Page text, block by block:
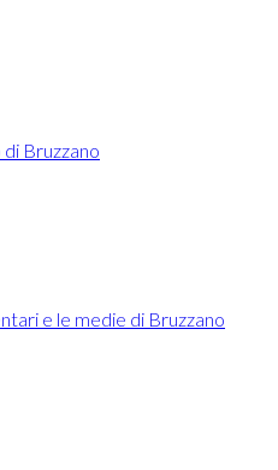
Bruzzano
e le medie di Bruzzano